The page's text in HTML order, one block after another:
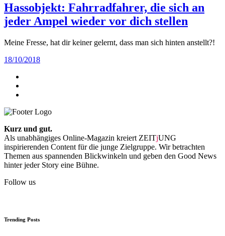
Hassobjekt: Fahrradfahrer, die sich an
jeder Ampel wieder vor dich stellen
Meine Fresse, hat dir keiner gelernt, dass man sich hinten anstellt?!
18/10/2018
Kurz und gut.
Als unabhängiges Online-Magazin kreiert ZEITjUNG
inspirierenden Content für die junge Zielgruppe. Wir betrachten
Themen aus spannenden Blickwinkeln und geben den Good News
hinter jeder Story eine Bühne.
Follow us
Trending Posts